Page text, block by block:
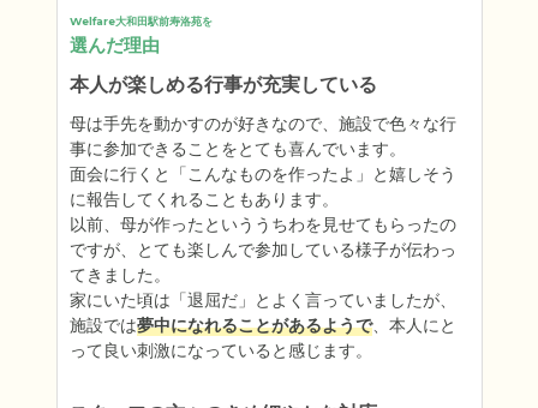
Welfare大和田駅前寿洛苑を
選んだ理由
本人が楽しめる行事が充実している
母は手先を動かすのが好きなので、施設で色々な行
事に参加できることをとても喜んでいます。
面会に行くと「こんなものを作ったよ」と嬉しそう
に報告してくれることもあります。
以前、母が作ったといううちわを見せてもらったの
ですが、とても楽しんで参加している様子が伝わっ
てきました。
家にいた頃は「退屈だ」とよく言っていましたが、
施設では夢中になれることがあるようで、本人にと
って良い刺激になっていると感じます。